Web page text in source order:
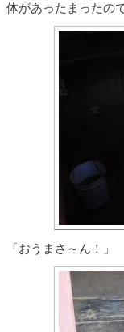
体があったまったの
「おうまさ～ん！」